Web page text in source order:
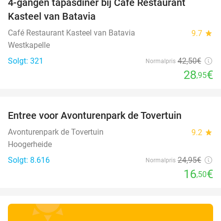
Kasteel van Batavia
Café Restaurant Kasteel van Batavia 9.7 star
Westkapelle
Solgt: 321
Normalpris 42,50€
28,95€
Entree voor Avonturenpark de Tovertuin
Avonturenpark de Tovertuin 9.2 star
Hoogerheide
Solgt: 8.616
Normalpris 24,95€
16,50€